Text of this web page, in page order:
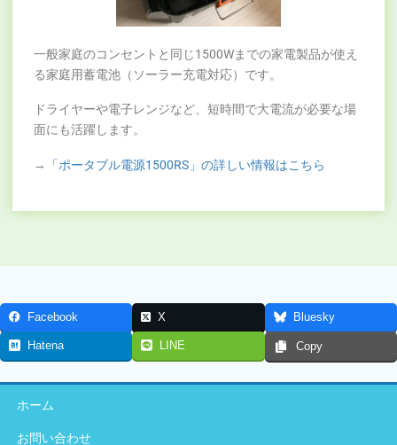
一般家庭のコンセントと同じ1500Wまでの家電製品が使え
る家庭用蓄電池（ソーラー充電対応）です。
ドライヤーや電子レンジなど、短時間で大電流が必要な場
面にも活躍します。
→ 「ポータブル電源1500RS」の詳しい情報はこちら
Facebook X Bluesky
Hatena LINE Copy
ホーム
お問い合わせ